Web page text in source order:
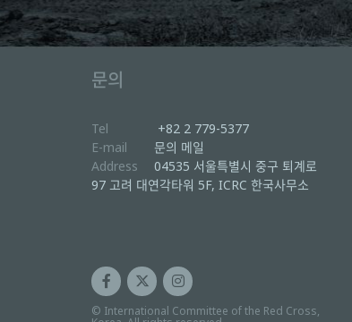
문의
Tel
+82 2 779-5377
E-mail
문의 메일
Address
04535 서울특별시 중구 퇴계로
97 고려 대연각타워 5F, ICRC 한국사무소
© International Committee of the Red Cross,